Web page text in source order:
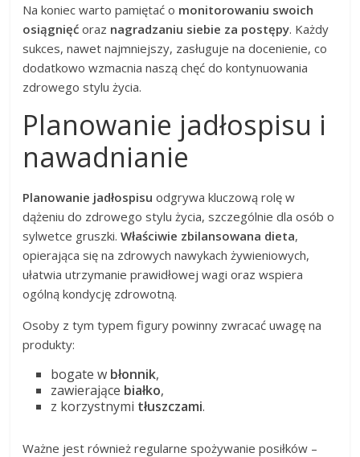
Na koniec warto pamiętać o monitorowaniu swoich
osiągnięć oraz nagradzaniu siebie za postępy. Każdy
sukces, nawet najmniejszy, zasługuje na docenienie, co
dodatkowo wzmacnia naszą chęć do kontynuowania
zdrowego stylu życia.
Planowanie jadłospisu i
nawadnianie
Planowanie jadłospisu odgrywa kluczową rolę w
dążeniu do zdrowego stylu życia, szczególnie dla osób o
sylwetce gruszki.Właściwie zbilansowana dieta,
opierająca się na zdrowych nawykach żywieniowych,
ułatwia utrzymanie prawidłowej wagi oraz wspiera
ogólną kondycję zdrowotną.
Osoby z tym typem figury powinny zwracać uwagę na
produkty:
bogate w błonnik,
zawierające białko,
z korzystnymi tłuszczami.
Ważne jest również regularne spożywanie posiłków –